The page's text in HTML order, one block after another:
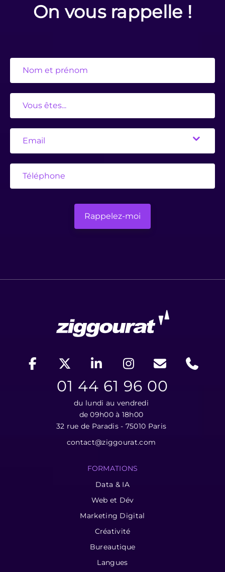
On vous rappelle !
01 44 61 96 00
du lundi au vendredi
de 09h00 à 18h00
32 rue de Paradis - 75010 Paris
contact@ziggourat.com
FORMATIONS
Data & IA
Web et Dév
Marketing Digital
Créativité
Bureautique
Langues